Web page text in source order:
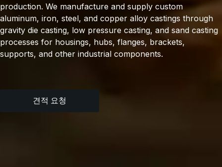
production. We manufacture and supply custom
aluminum, iron, steel, and copper alloy castings through
gravity die casting, low pressure casting, and sand casting
processes for housings, hubs, flanges, brackets,
supports, and other industrial components.
견적 요청